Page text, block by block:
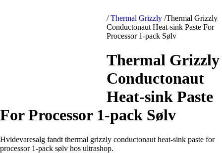
/ Thermal Grizzly /Thermal Grizzly
Conductonaut Heat-sink Paste For
Processor 1-pack Sølv
Thermal Grizzly
Conductonaut
Heat-sink Paste
For Processor 1-pack Sølv
Hvidevaresalg fandt thermal grizzly conductonaut heat-sink paste for
processor 1-pack sølv hos ultrashop.